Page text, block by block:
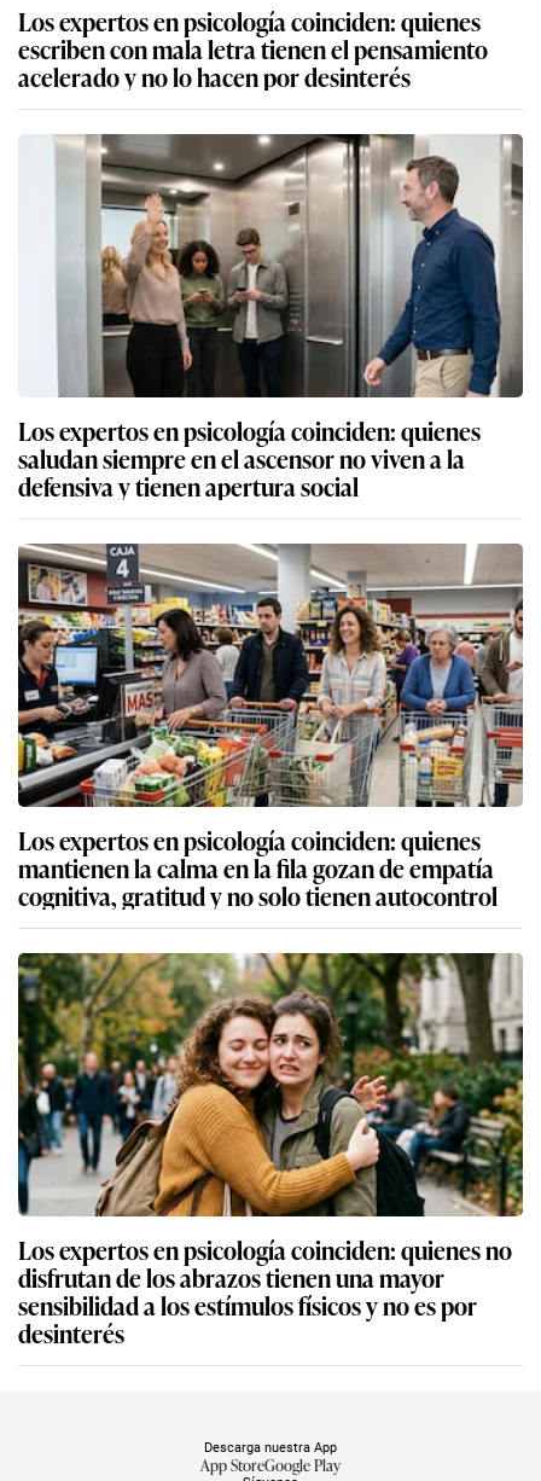
Los expertos en psicología coinciden: quienes
escriben con mala letra tienen el pensamiento
acelerado y no lo hacen por desinterés
Los expertos en psicología coinciden: quienes
saludan siempre en el ascensor no viven a la
defensiva y tienen apertura social
Los expertos en psicología coinciden: quienes
mantienen la calma en la fila gozan de empatía
cognitiva, gratitud y no solo tienen autocontrol
Los expertos en psicología coinciden: quienes no
disfrutan de los abrazos tienen una mayor
sensibilidad a los estímulos físicos y no es por
desinterés
Descarga nuestra App
App StoreGoogle Play